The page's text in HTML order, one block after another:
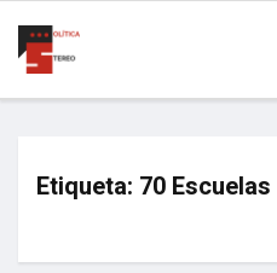
Etiqueta: 70 Escuelas